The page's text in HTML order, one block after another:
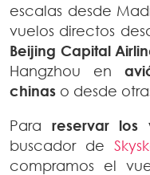
escalas desde
vuelos directos
Beijing Capital
Hangzhou en
chinas o desde
Para reservar los
buscador de
compramos el